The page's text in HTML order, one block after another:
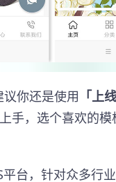
你还是使用 「上
手，选个喜欢的
台，针对众多行